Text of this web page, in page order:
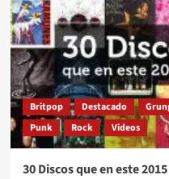
Richie
Ramone
en
Paraguay
Britpop Destacado
Punk
Rock Videos
30 Discos que en este